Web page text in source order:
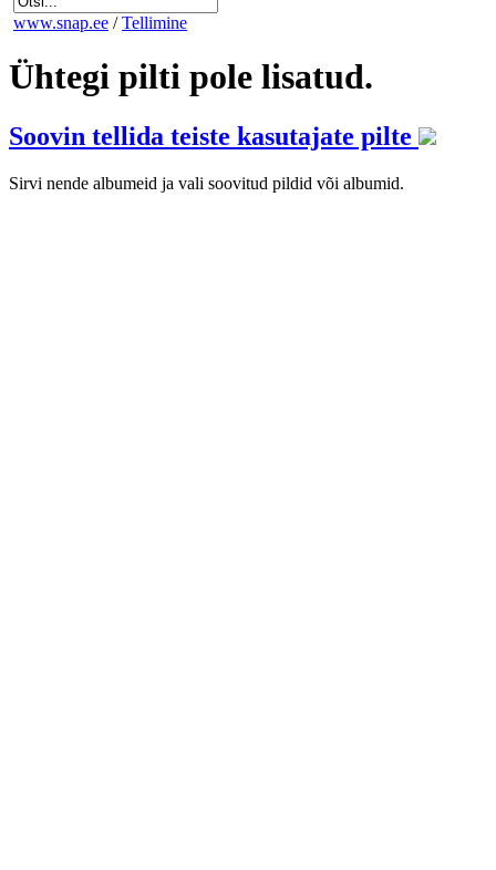
www.snap.ee / Tellimine
Ühtegi pilti pole lisatud.
Soovin tellida teiste kasutajate pilte
Sirvi nende albumeid ja vali soovitud pildid või albumid.